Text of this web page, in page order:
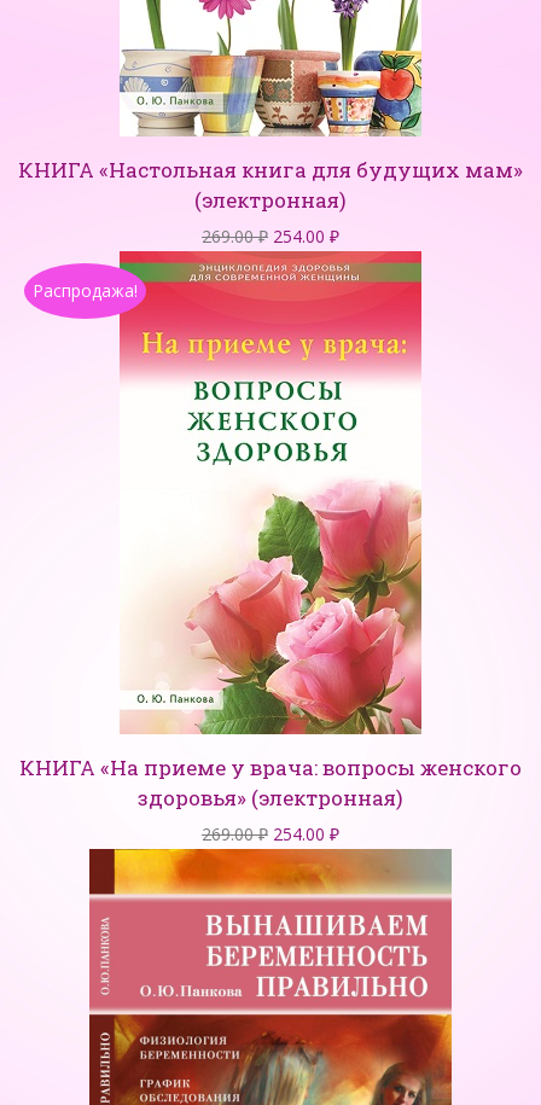
КНИГА «Настольная книга для будущих мам»
(электронная)
269.00₽ Первоначальная
цена
составляла
254.00 ₽Текущая
цена:
Распродажа!
КНИГА «На приеме у врача: вопросы женского
здоровья» (электронная)
269.00₽ Первоначальная
цена
составляла
269.00 ₽.
254.00 ₽Текущая
254.00 ₽.